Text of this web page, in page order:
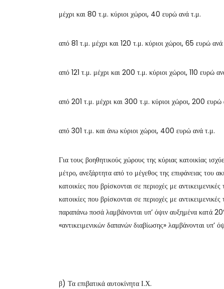
μέχρι και 80 τ.μ. κύριοι χώροι, 40 ευρώ ανά τ.μ.
από 81 τ.μ. μέχρι και 120 τ.μ. κύριοι χώροι, 65 ευρώ ανά
από 121 τ.μ. μέχρι και 200 τ.μ. κύριοι χώροι, 110 ευρώ
από 201 τ.μ. μέχρι και 300 τ.μ. κύριοι χώροι, 200 ευρώ
από 301 τ.μ. και άνω κύριοι χώροι, 400 ευρώ ανά τ.μ.
Για τους βοηθητικούς χώρους της κύριας κατοικίας
μέτρο, ανεξάρτητα από το μέγεθος της επιφάνειας
κατοικίες που βρίσκονται σε περιοχές με
κατοικίες που βρίσκονται σε περιοχές με
παραπάνω ποσά λαμβάνονται υπ’ όψιν αυξημένα κατά
«αντικειμενικών δαπανών διαβίωσης» λαμβάνονται υπ’
β) Τα επιβατικά αυτοκίνητα Ι.Χ.